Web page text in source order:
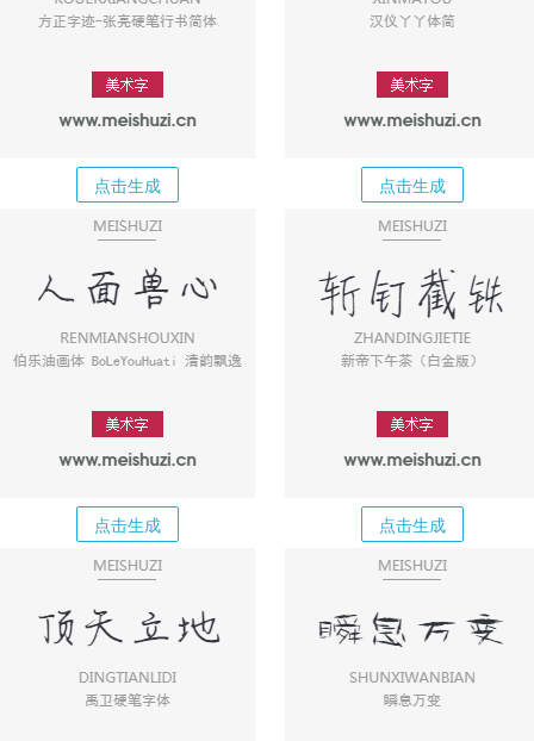
点击生成 点击生成
点击生成 点击生成